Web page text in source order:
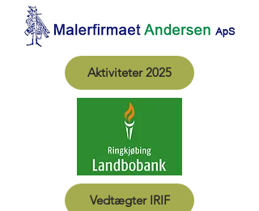
Aktiviteter 2025
Vedtægter IRIF